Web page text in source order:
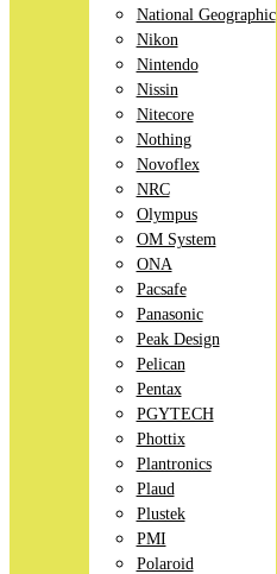
National Geographic
Nikon
Nintendo
Nissin
Nitecore
Nothing
Novoflex
NRC
Olympus
OM System
ONA
Pacsafe
Panasonic
Peak Design
Pelican
Pentax
PGYTECH
Phottix
Plantronics
Plaud
Plustek
PMI
Polaroid